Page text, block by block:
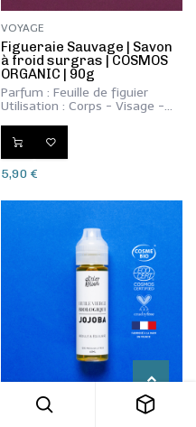
VOYAGE
​Figueraie Sauvage | Savon
à froid surgras | COSMOS
ORGANIC | 90g
Parfum : Feuille de figuier
Utilisation : Corps - Visage -
5,90 €
LES HUILES VIERGES BIOLOGIQUES
​Huile vierge de Jojoba Bio |